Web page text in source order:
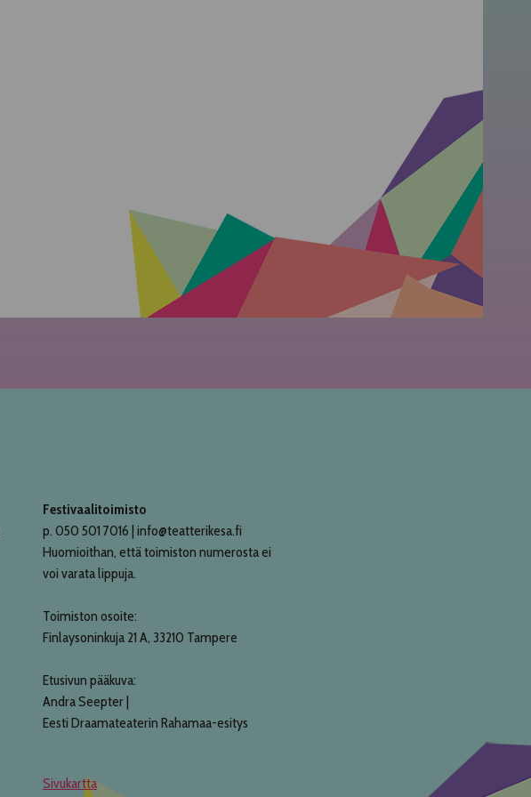
Festivaalitoimisto
p. 050 501 7016 | info@teatterikesa.fi
Huomioithan, että toimiston numerosta ei
voi varata lippuja.
Toimiston osoite:
Finlaysoninkuja 21 A, 33210 Tampere
Etusivun pääkuva:
Andra Seepter |
Eesti Draamateaterin Rahamaa-esitys
Sivukartta